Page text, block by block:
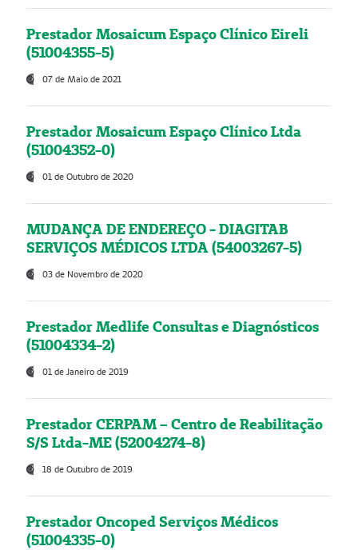
Prestador Mosaicum Espaço Clínico Eireli
(51004355-5)
07 de Maio de 2021
Prestador Mosaicum Espaço Clínico Ltda
(51004352-0)
01 de Outubro de 2020
MUDANÇA DE ENDEREÇO - DIAGITAB
SERVIÇOS MÉDICOS LTDA (54003267-5)
03 de Novembro de 2020
Prestador Medlife Consultas e Diagnósticos
(51004334-2)
01 de Janeiro de 2019
Prestador CERPAM – Centro de Reabilitação
S/S Ltda-ME (52004274-8)
18 de Outubro de 2019
Prestador Oncoped Serviços Médicos
(51004335-0)